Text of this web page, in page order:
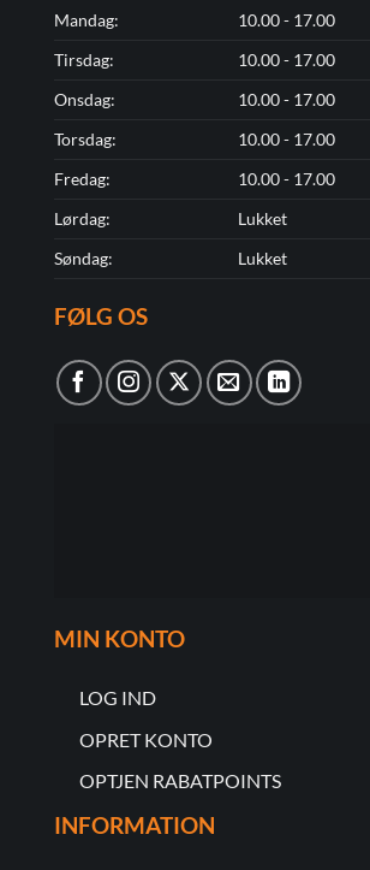
Mandag:
10.00 - 17.00
Tirsdag:
10.00 - 17.00
Onsdag:
10.00 - 17.00
Torsdag:
10.00 - 17.00
Fredag:
10.00 - 17.00
Lørdag:
Lukket
Søndag:
Lukket
FØLG OS
MIN KONTO
LOG IND
OPRET KONTO
OPTJEN RABATPOINTS
INFORMATION